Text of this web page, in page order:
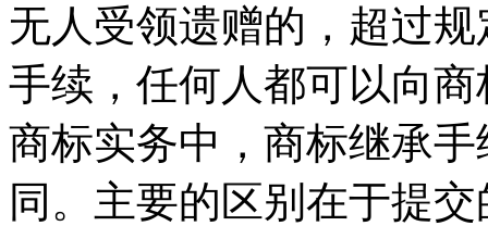
无人受领遗赠的，超过
手续，任何人都可以向
商标实务中，商标继承
同。主要的区别在于提